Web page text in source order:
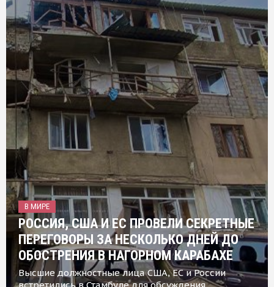
В МИРЕ
РОССИЯ, США И ЕС ПРОВЕЛИ СЕКРЕТНЫЕ
ПЕРЕГОВОРЫ ЗА НЕСКОЛЬКО ДНЕЙ ДО
ОБОСТРЕНИЯ В НАГОРНОМ КАРАБАХЕ
Высшие должностные лица США, ЕС и России
встретились в Стамбуле для обсуждения